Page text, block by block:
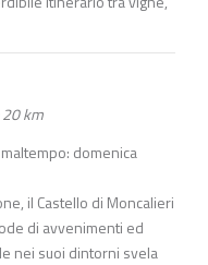
20 km
domenica
il Castello di Moncalieri
di avvenimenti ed
nei suoi dintorni svela